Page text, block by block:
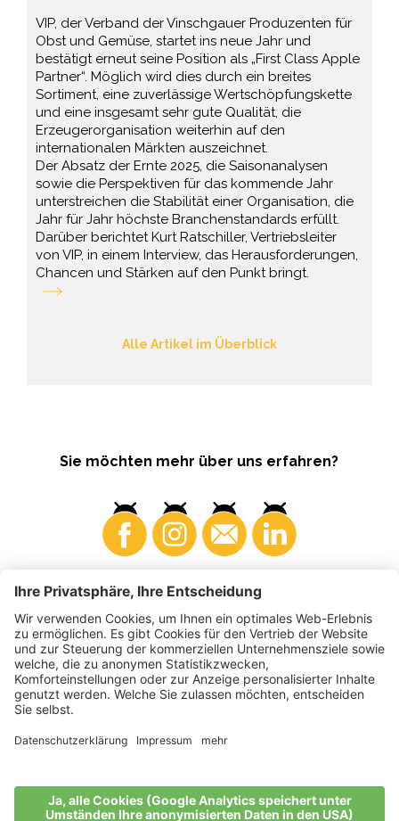
VIP, der Verband der Vinschgauer Produzenten für
Obst und Gemüse, startet ins neue Jahr und
bestätigt erneut seine Position als „First Class Apple
Partner“. Möglich wird dies durch ein breites
Sortiment, eine zuverlässige Wertschöpfungskette
und eine insgesamt sehr gute Qualität, die
Erzeugerorganisation weiterhin auf den
internationalen Märkten auszeichnet.
Der Absatz der Ernte 2025, die Saisonanalysen
sowie die Perspektiven für das kommende Jahr
unterstreichen die Stabilität einer Organisation, die
Jahr für Jahr höchste Branchenstandards erfüllt.
Darüber berichtet Kurt Ratschiller, Vertriebsleiter
von VIP, in einem Interview, das Herausforderungen,
Chancen und Stärken auf den Punkt bringt.
Alle Artikel im Überblick
Sie möchten mehr über uns erfahren?
Konsumenten Produzenten
2026
VI.P Gen. landw. Gesellschaft
Impressum • Cookie-Einstellungen Datenschutz
Barrierefreiheitserklärung•Sitemap